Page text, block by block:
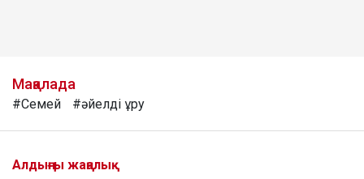
Мақалада
#Семей #әйелді ұру
Алдыңғы жаңалық